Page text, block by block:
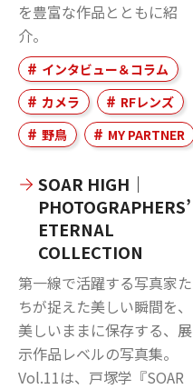
を豊富な作品とともに紹
介。
インタビュー＆コラム
カメラ
RFレンズ
野鳥
MY PARTNER
SOAR HIGH｜
PHOTOGRAPHERS’
ETERNAL
COLLECTION
第一線で活躍する写真家た
ちが捉えた美しい瞬間を、
美しいままに保存する、展
示作品レベルの写真集。
Vol.11は、戸塚学『SOAR